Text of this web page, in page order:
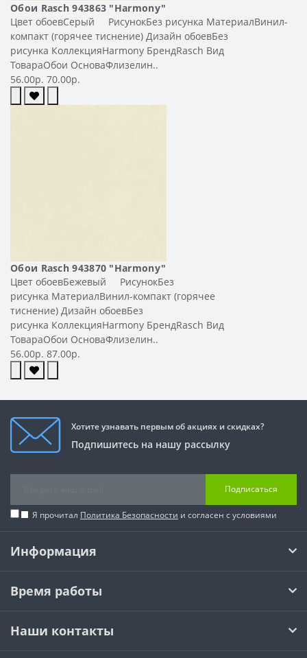
Обои Rasch 943863 "Harmony"
Цвет обоевСерый РисунокБез рисунка МатериалВинил-
компакт (горячее тиснение) Дизайн обоевБез
рисунка КоллекцияHarmony БрендRasch Вид
ТовараОбои ОсноваФлизелин..
56.00р. 70.00р.
Обои Rasch 943870 "Harmony"
Цвет обоевБежевый РисунокБез
рисунка МатериалВинил-компакт (горячее
тиснение) Дизайн обоевБез
рисунка КоллекцияHarmony БрендRasch Вид
ТовараОбои ОсноваФлизелин..
56.00р. 87.00р.
Хотите узнавать первым об акциях и скидках?
Подпишитесь на нашу рассылку
Подписаться
Я прочитал Политика Безопасности и согласен с условиями
Информация
Время работы
Наши контакты